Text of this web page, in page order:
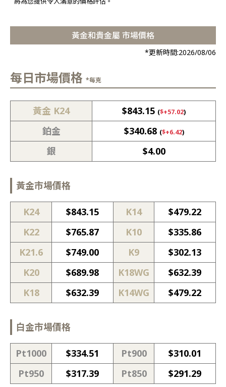
黃金和貴金屬 市場價格
*更新時間:2026/08/06
每日市場價格 *每克
黃金 K24 $843.15 ($+57.02)
鉑金 $340.68 ($+6.42)
銀 $4.00
黃金市場價格
K24 $843.15 K14 $479.22
K22
$765.87 K10 $335.86
K21.6
$749.00 K9 $302.13
K20
$689.98 K18WG $632.39
K18
$632.39 K14WG $479.22
白金市場價格
Pt1000 $334.51 Pt900 $310.01
Pt950
$317.39 Pt850 $291.29